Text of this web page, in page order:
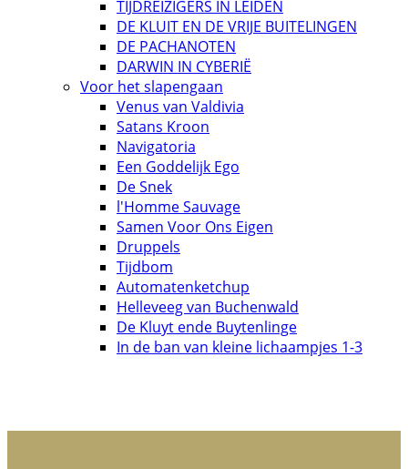
TIJDREIZIGERS IN LEIDEN
DE KLUIT EN DE VRIJE BUITELINGEN
DE PACHANOTEN
DARWIN IN CYBERIË
Voor het slapengaan
Venus van Valdivia
Satans Kroon
Navigatoria
Een Goddelijk Ego
De Snek
l'Homme Sauvage
Samen Voor Ons Eigen
Druppels
Tijdbom
Automatenketchup
Helleveeg van Buchenwald
De Kluyt ende Buytenlinge
In de ban van kleine lichaampjes 1-3